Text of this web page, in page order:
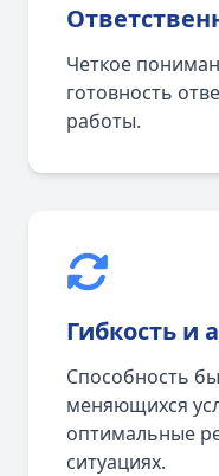
Четкое
готовность
работы.
Гибкость и
Способность
меняющихся
оптимальные
ситуациях.